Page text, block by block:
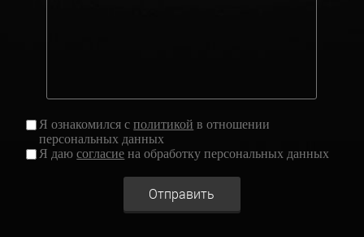
Я ознакомился сполитикой в отношении
персональных данных
Я даюсогласие на обработку персональных данных
Отправить